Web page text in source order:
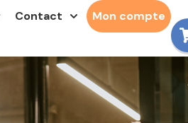
Contact Mon compte